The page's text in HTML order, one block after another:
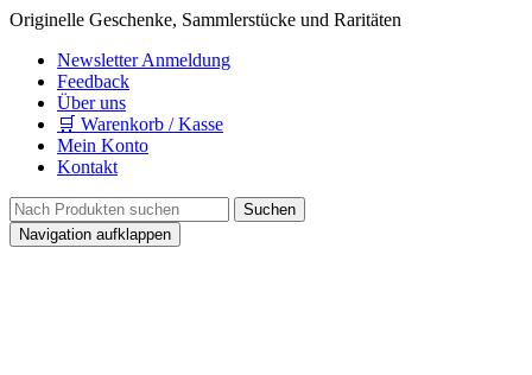
Originelle Geschenke, Sammlerstücke und Raritäten
Newsletter Anmeldung
Feedback
Über uns
🛒 Warenkorb / Kasse
Mein Konto
Kontakt
Navigation aufklappen